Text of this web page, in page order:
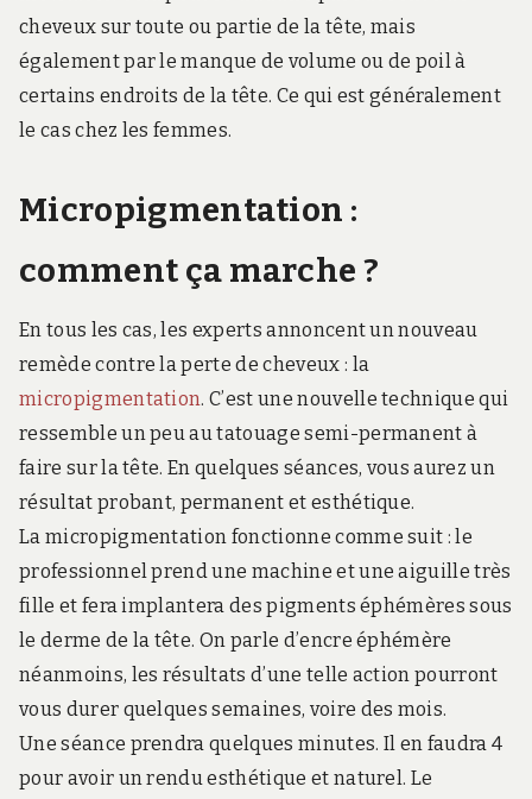
cheveux sur toute ou partie de la tête, mais
également par le manque de volume ou de poil à
certains endroits de la tête. Ce qui est généralement
le cas chez les femmes.
Micropigmentation :
comment ça marche ?
En tous les cas, les experts annoncent un nouveau
remède contre la perte de cheveux : la
micropigmentation. C’est une nouvelle technique qui
ressemble un peu au tatouage semi-permanent à
faire sur la tête. En quelques séances, vous aurez un
résultat probant, permanent et esthétique.
La micropigmentation fonctionne comme suit : le
professionnel prend une machine et une aiguille très
fille et fera implantera des pigments éphémères sous
le derme de la tête. On parle d’encre éphémère
néanmoins, les résultats d’une telle action pourront
vous durer quelques semaines, voire des mois.
Une séance prendra quelques minutes. Il en faudra 4
pour avoir un rendu esthétique et naturel. Le